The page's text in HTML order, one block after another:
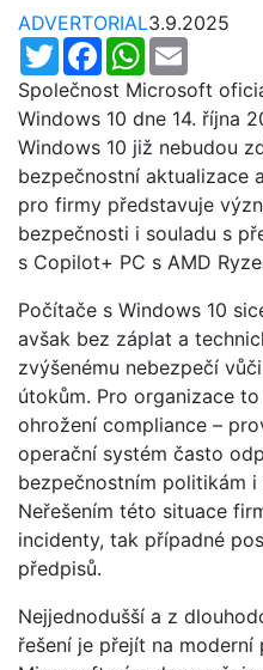
ADVERTORIAL3.9.2025
TwitterFacebookWhatsApp
Společnost Microsoft
Windows 10 dne 14. října
Windows 10 již nebudou
bezpečnostní aktualizace
pro firmy představuje
bezpečnosti i souladu s
s Copilot+ PC s AMD
Počítače s Windows 10
avšak bez záplat a
zvýšenému nebezpečí
útokům. Pro organizace
ohrožení compliance –
operační systém často
bezpečnostním politikám
Neřešením této situace
incidenty, tak případné
předpisů.
Nejjednodušší a z
řešení je přejít na moderní